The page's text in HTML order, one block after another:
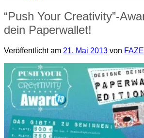
“Push Your Creativity”-
dein Paperwallet!
Veröffentlicht am 21. Mai 2013 von